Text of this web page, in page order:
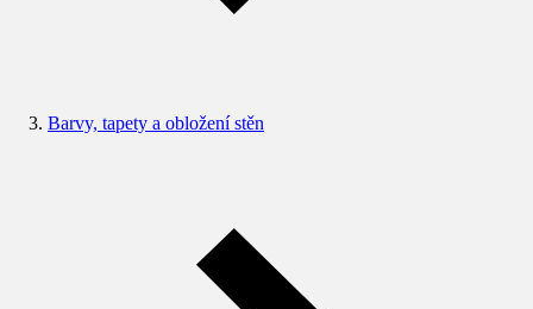
Barvy, tapety a obložení stěn